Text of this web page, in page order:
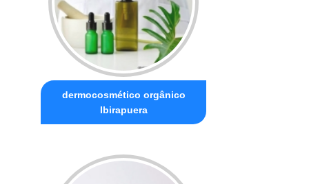
dermocosmético orgânico
Ibirapuera